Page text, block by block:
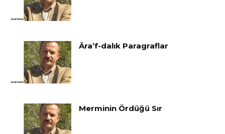
Âra’f-dalık Paragraflar
Merminin Ördüğü Sır